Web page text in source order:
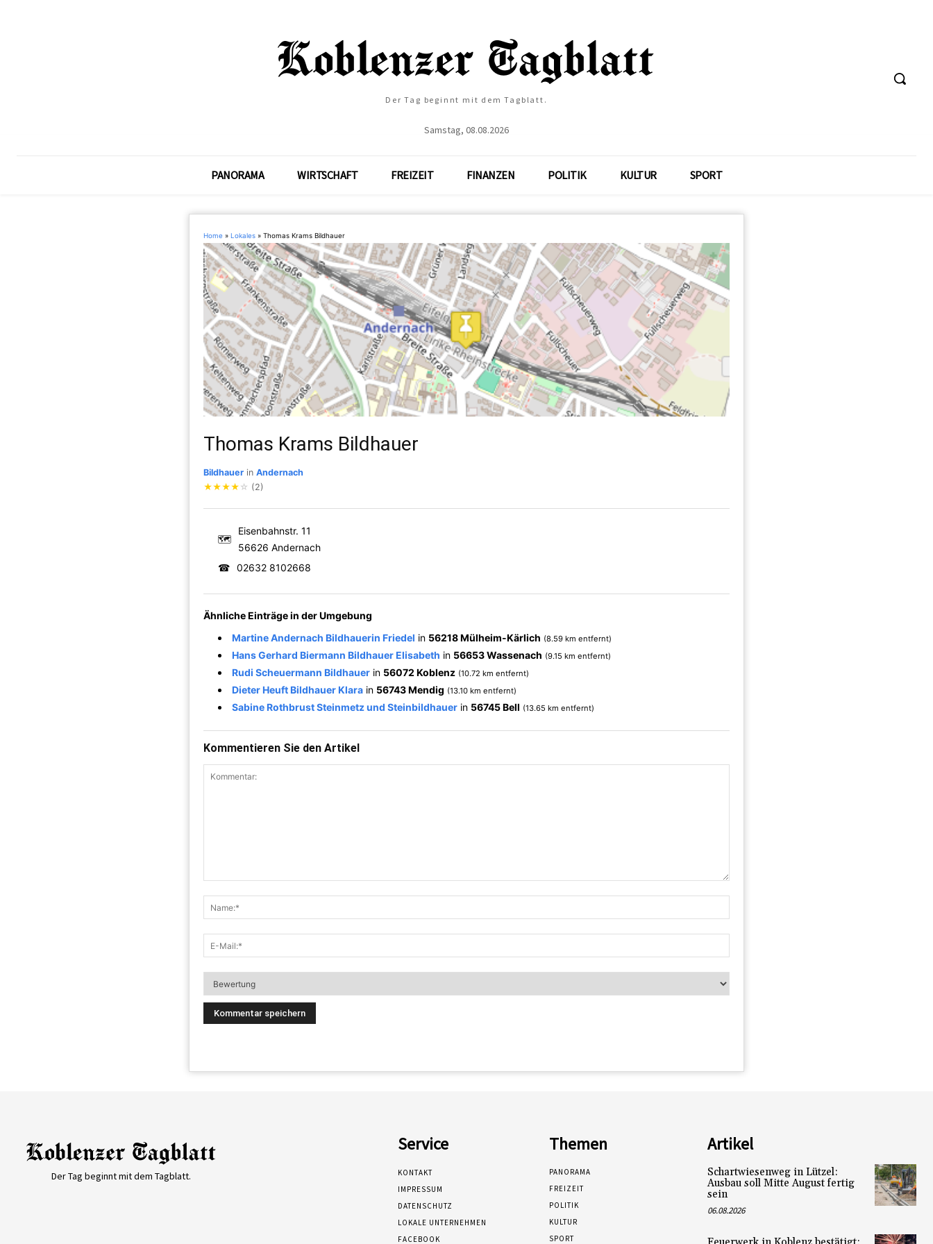
Der Tag beginnt mit dem Tagblatt.
Samstag, 08.08.2026
PANORAMA WIRTSCHAFT FREIZEIT FINANZEN POLITIK KULTUR SPORT
Home » Lokales » Thomas Krams Bildhauer
Thomas Krams Bildhauer
Bildhauer in Andernach
★★★★ ☆ (2)
🗺
Eisenbahnstr. 11
56626 Andernach
☎ 02632 8102668
Ähnliche Einträge in der Umgebung
Martine Andernach Bildhauerin Friedel in 56218 Mülheim-Kärlich (8.59 km entfernt)
Hans Gerhard Biermann Bildhauer Elisabeth in 56653 Wassenach (9.15 km entfernt)
Rudi Scheuermann Bildhauer in 56072 Koblenz (10.72 km entfernt)
Dieter Heuft Bildhauer Klara in 56743 Mendig (13.10 km entfernt)
Sabine Rothbrust Steinmetz und Steinbildhauer in 56745 Bell (13.65 km entfernt)
Kommentieren Sie den Artikel
Der Tag beginnt mit dem Tagblatt.
Service
KONTAKT
IMPRESSUM
DATENSCHUTZ
LOKALE UNTERNEHMEN
FACEBOOK
Themen
PANORAMA
FREIZEIT
POLITIK
KULTUR
SPORT
Artikel
Schartwiesenweg in Lützel:
Ausbau soll Mitte August fertig
sein
06.08.2026